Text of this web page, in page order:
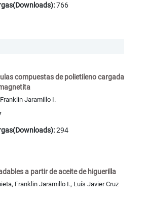
766
compuestas de polietileno cargada
Jaramillo I.
294
a partir de aceite de higuerilla
Franklin Jaramillo I., Luís Javier Cruz